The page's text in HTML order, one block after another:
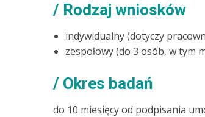
Rodzaj wniosków
indywidualny (dotyczy
zespołowy (do 3 osób, w tym
Okres badań
do 10 miesięcy od podpisania